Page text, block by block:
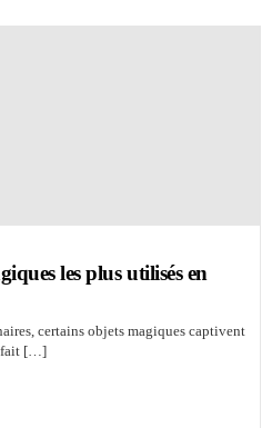
les plus utilisés en
certains objets magiques captivent
fait […]